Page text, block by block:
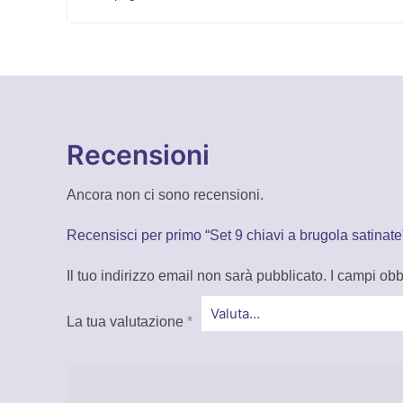
Recensioni
Ancora non ci sono recensioni.
Recensisci per primo “Set 9 chiavi a brugola
Il tuo indirizzo email non sarà pubblicato. I campi
La tua valutazione *